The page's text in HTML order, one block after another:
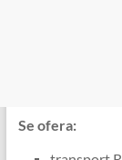
Se ofera: